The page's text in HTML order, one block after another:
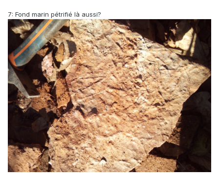
7: Fond marin pétrifié là aussi?